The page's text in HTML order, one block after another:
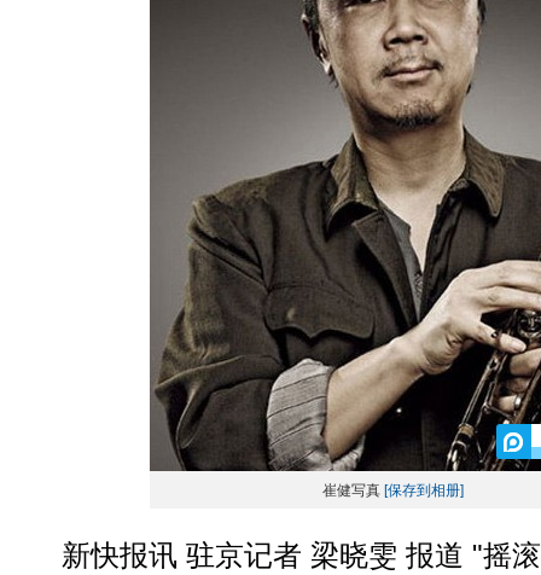
崔健写真 [保存到相册]
新快报讯 驻京记者 梁晓雯 报道 "摇滚